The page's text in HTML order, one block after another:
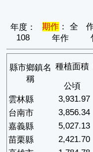
年度：
108
期作 ： 全
年作
縣市鄉鎮名
稱
種植面積
公頃
雲林縣
3,931.97
台南市
3,856.34
嘉義縣
5,027.13
苗栗縣
2,421.70